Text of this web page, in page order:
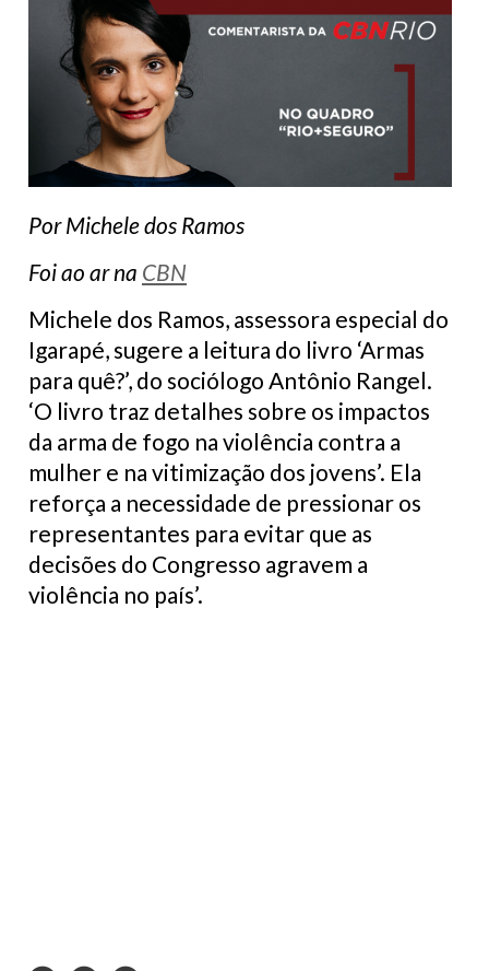
Por Michele dos Ramos
Foi ao ar na CBN
Michele dos Ramos, assessora especial do
Igarapé, sugere a leitura do livro ‘Armas
para quê?’, do sociólogo Antônio Rangel.
‘O livro traz detalhes sobre os impactos
da arma de fogo na violência contra a
mulher e na vitimização dos jovens’. Ela
reforça a necessidade de pressionar os
representantes para evitar que as
decisões do Congresso agravem a
violência no país’.